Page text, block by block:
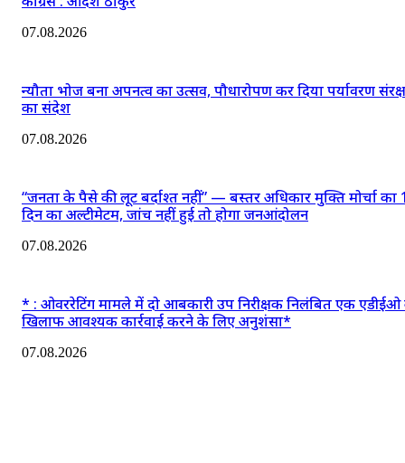
07.08.2026
न्यौता भोज बना अपनत्व का उत्सव, पौधारोपण कर दिया पर्यावरण
का संदेश
07.08.2026
“जनता के पैसे की लूट बर्दाश्त नहीं” — बस्तर अधिकार मुक्ति मोर्चा का
दिन का अल्टीमेटम, जांच नहीं हुई तो होगा जनआंदोलन
07.08.2026
* : ओवररेटिंग मामले में दो आबकारी उप निरीक्षक निलंबित एक
खिलाफ आवश्यक कार्रवाई करने के लिए अनुशंसा*
07.08.2026